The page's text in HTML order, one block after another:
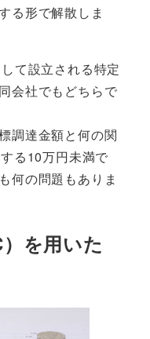
る形で解散しま
て設立される特定
会社でもどちらで
調達金額と何の関
る10万円未満で
何の問題もありま
を用いた